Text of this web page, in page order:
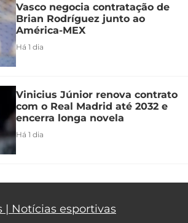
Vasco negocia contratação de
Brian Rodríguez junto ao
América-MEX
Há 1 dia
Vinicius Júnior renova contrato
com o Real Madrid até 2032 e
encerra longa novela
Há 1 dia